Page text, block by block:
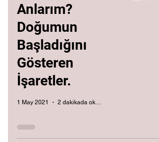
Anlarım?
Doğumun
Başladığını
Gösteren
İşaretler.
1 May 2021 2 dakikada okunur